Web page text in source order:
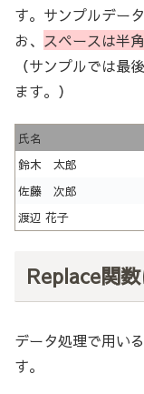
す。サンプルデー
お、 スペースは半
（サンプルでは最
ます。）
氏名
鈴木 太郎
佐藤 次郎
渡辺 花子
Replace関
データ処理で用い
す。